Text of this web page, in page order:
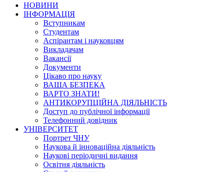
НОВИНИ
ІНФОРМАЦІЯ
Вступникам
Студентам
Аспірантам і науковцям
Викладачам
Вакансії
Документи
Цікаво про науку
ВАША БЕЗПЕКА
ВАРТО ЗНАТИ!
АНТИКОРУПЦІЙНА ДІЯЛЬНІСТЬ
Доступ до публічної інформації
Телефонний довідник
УНІВЕРСИТЕТ
Портрет ЧНУ
Наукова й інноваційна діяльність
Наукові періодичні видання
Освітня діяльність